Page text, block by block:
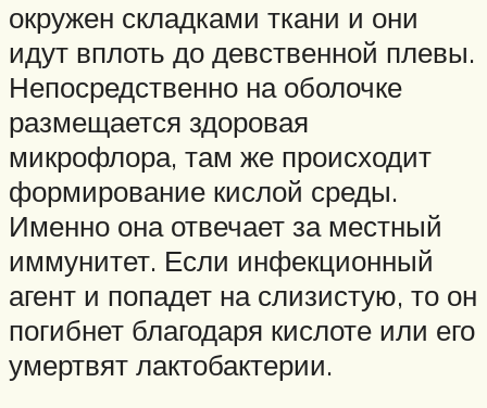
окружен складками ткани и они
идут вплоть до девственной плевы.
Непосредственно на оболочке
размещается здоровая
микрофлора, там же происходит
формирование кислой среды.
Именно она отвечает за местный
иммунитет. Если инфекционный
агент и попадет на слизистую, то он
погибнет благодаря кислоте или его
умертвят лактобактерии.